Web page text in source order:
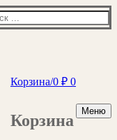
Корзина/0 ₽ 0
Корзина
Меню